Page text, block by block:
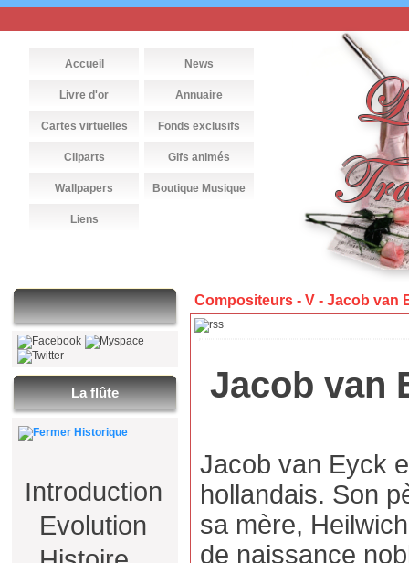
Accueil News
Livre d'or Annuaire
Cartes virtuelles Fonds exclusifs
Cliparts Gifs animés
Wallpapers Boutique Musique
Liens
La flûte
Historique
Introduction
Evolution
Compositeurs - V - Jacob van
Jacob van
Jacob van Eyck
hollandais. Son
sa mère,
de naissance